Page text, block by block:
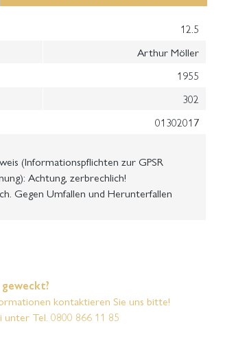
12.5
Arthur Möller
1955
302
01302017
(Informationspflichten zur GPSR
Achtung, zerbrechlich!
Gegen Umfallen und Herunterfallen
kontaktieren Sie uns bitte!
Tel. 0800 866 11 85